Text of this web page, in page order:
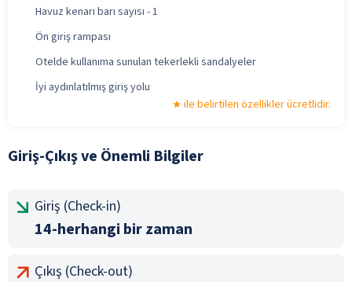
Havuz kenarı barı sayısı - 1
Ön giriş rampası
Otelde kullanıma sunulan tekerlekli sandalyeler
İyi aydınlatılmış giriş yolu
ile belirtilen özellikler ücretlidir.
Giriş-Çıkış ve Önemli Bilgiler
Giriş (Check-in)
14-herhangi bir zaman
Çıkış (Check-out)